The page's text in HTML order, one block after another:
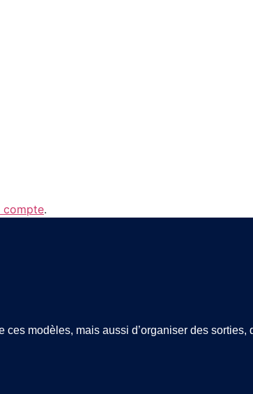
compte.
modèles, mais aussi d’organiser des sorties,